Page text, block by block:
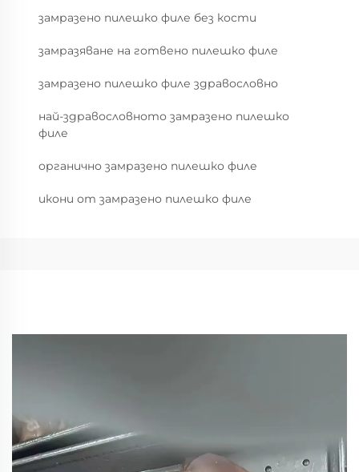
замразено пилешко филе без кости
замразяване на готвено пилешко филе
замразено пилешко филе здравословно
най-здравословното замразено пилешко
филе
органично замразено пилешко филе
икони от замразено пилешко филе